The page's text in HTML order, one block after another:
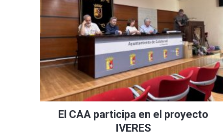
El CAA participa en el proyecto
IVERES